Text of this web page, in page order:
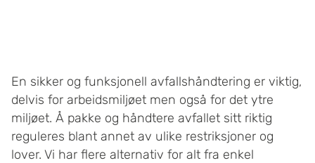
En sikker og funksjonell avfallshåndtering er viktig,
delvis for arbeidsmiljøet men også for det ytre
miljøet. Å pakke og håndtere avfallet sitt riktig
reguleres blant annet av ulike restriksjoner og
lover. Vi har flere alternativ for alt fra enkel